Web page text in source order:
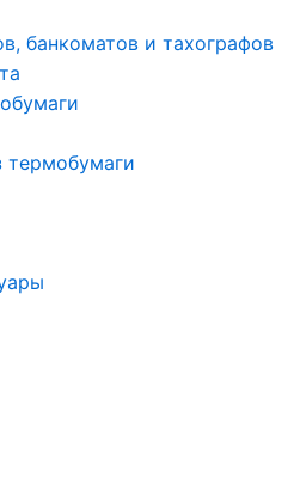
банкоматов и тахографов
термобумаги